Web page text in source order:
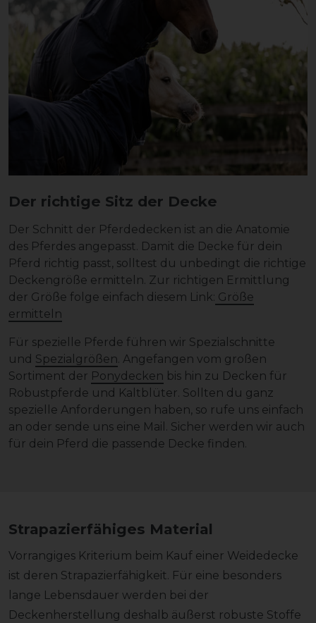
Der richtige Sitz der Decke
Der Schnitt der Pferdedecken ist an die Anatomie
des Pferdes angepasst. Damit die Decke für dein
Pferd richtig passt, solltest du unbedingt die richtige
Deckengröße ermitteln. Zur richtigen Ermittlung
der Größe folge einfach diesem Link: Größe
ermitteln
Für spezielle Pferde führen wir Spezialschnitte
und Spezialgrößen. Angefangen vom großen
Sortiment der Ponydecken bis hin zu Decken für
Robustpferde und Kaltblüter. Sollten du ganz
spezielle Anforderungen haben, so rufe uns einfach
an oder sende uns eine Mail. Sicher werden wir auch
für dein Pferd die passende Decke finden.
Strapazierfähiges Material
Vorrangiges Kriterium beim Kauf einer Weidedecke
ist deren Strapazierfähigkeit. Für eine besonders
lange Lebensdauer werden bei der
Deckenherstellung deshalb äußerst robuste Stoffe